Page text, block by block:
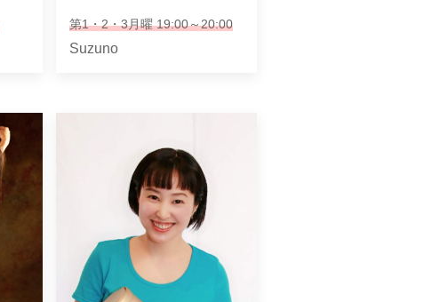
第1・2・3月曜 19:00～20:00
Suzuno